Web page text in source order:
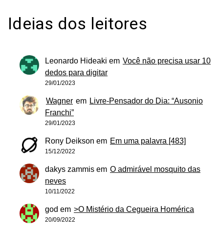
Ideias dos leitores
Leonardo Hideaki em Você não precisa usar 10
dedos para digitar
29/01/2023
Wagner em Livre-Pensador do Dia: “Ausonio
Franchi”
29/01/2023
Rony Deikson em Em uma palavra [483]
15/12/2022
dakys zammis em O admirável mosquito das
neves
10/11/2022
god em >O Mistério da Cegueira Homérica
20/09/2022